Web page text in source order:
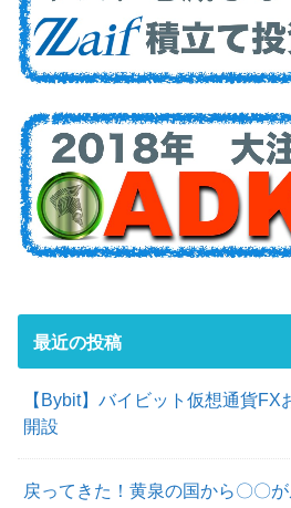
最近の投稿
【Bybit】バイビット仮想通貨FX
開設
戻ってきた！黄泉の国から〇〇が